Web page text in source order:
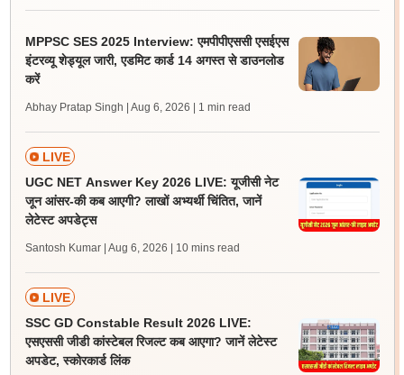
MPPSC SES 2025 Interview: एमपीपीएससी एसईएस
इंटरव्यू शेड्यूल जारी, एडमिट कार्ड 14 अगस्त से डाउनलोड
करें
Abhay Pratap Singh | Aug 6, 2026 | 1 min read
LIVE
UGC NET Answer Key 2026 LIVE: यूजीसी नेट
जून आंसर-की कब आएगी? लाखों अभ्यर्थी चिंतित, जानें
लेटेस्ट अपडेट्स
Santosh Kumar | Aug 6, 2026 | 10 mins read
LIVE
SSC GD Constable Result 2026 LIVE:
एसएससी जीडी कांस्टेबल रिजल्ट कब आएगा? जानें लेटेस्ट
अपडेट, स्कोरकार्ड लिंक